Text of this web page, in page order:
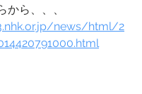
から、、、
news/html/2